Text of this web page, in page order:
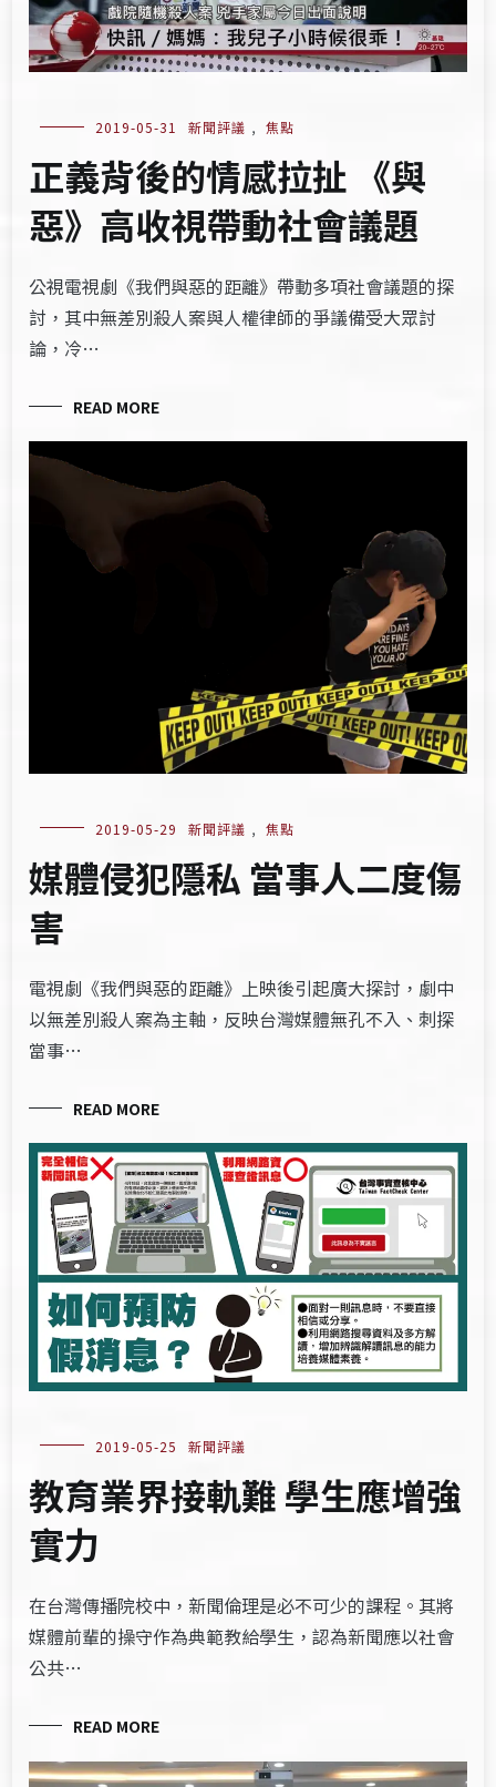
2019-05-31 新聞評議 , 焦點
正義背後的情感拉扯 《與
惡》高收視帶動社會議題
公視電視劇《我們與惡的距離》帶動多項社會議題的探
討，其中無差別殺人案與人權律師的爭議備受大眾討
論，冷…
READ MORE
2019-05-29 新聞評議 , 焦點
媒體侵犯隱私 當事人二度傷
害
電視劇《我們與惡的距離》上映後引起廣大探討，劇中
以無差別殺人案為主軸，反映台灣媒體無孔不入、刺探
當事…
READ MORE
2019-05-25 新聞評議
教育業界接軌難 學生應增強
實力
在台灣傳播院校中，新聞倫理是必不可少的課程。其將
媒體前輩的操守作為典範教給學生，認為新聞應以社會
公共…
READ MORE